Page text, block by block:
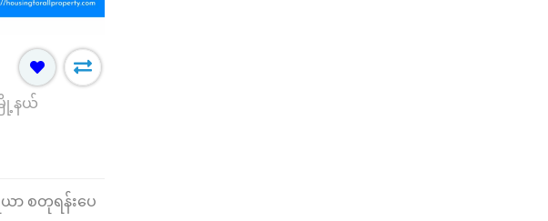
ြို့နယ်
ယာ စတုရန်းပေ